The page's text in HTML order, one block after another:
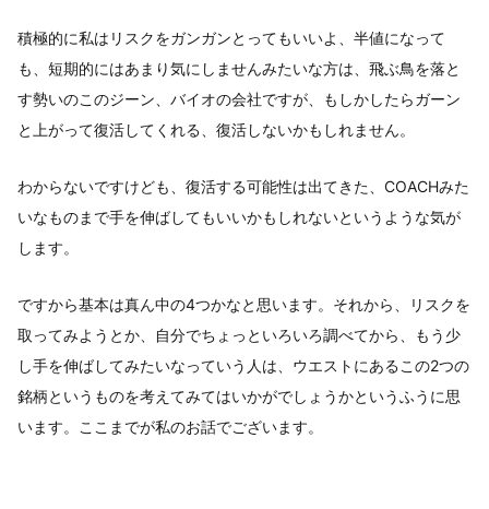
積極的に私はリスクをガンガンとってもいいよ、半値になって
も、短期的にはあまり気にしませんみたいな方は、飛ぶ鳥を落と
す勢いのこのジーン、バイオの会社ですが、もしかしたらガーン
と上がって復活してくれる、復活しないかもしれません。
わからないですけども、復活する可能性は出てきた、COACHみた
いなものまで手を伸ばしてもいいかもしれないというような気が
します。
ですから基本は真ん中の4つかなと思います。それから、リスクを
取ってみようとか、自分でちょっといろいろ調べてから、もう少
し手を伸ばしてみたいなっていう人は、ウエストにあるこの2つの
銘柄というものを考えてみてはいかがでしょうかというふうに思
います。ここまでが私のお話でございます。